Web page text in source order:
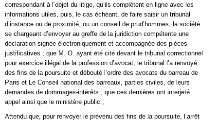
correspondant à l’objet du litige, qu’ils complètent en ligne avec les
informations utiles, puis, le cas échéant, de faire saisir un tribunal
d’instance ou de proximité, ou un conseil de prud’hommes, la société
se chargeant d’envoyer au greffe de la juridiction compétente une
déclaration signée électroniquement et accompagnée des pièces
justificatives ; que M. O. ayant été cité devant le tribunal correctionnel
pour exercice illégal de la profession d’avocat, le tribunal l’a renvoyé
des fins de la poursuite et débouté l’ordre des avocats du barreau de
Paris et Le Conseil national des barreaux, parties civiles, de leurs
demandes de dommages-intérêts ; que ces dernières ont interjeté
appel ainsi que le ministère public ;
Attendu que, pour renvoyer le prévenu des fins de la poursuite, l’arrêt